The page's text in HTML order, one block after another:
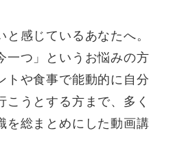
感じているあなたへ。
一つ」というお悩みの方
トや食事で能動的に自分
こうとする方まで、多く
を総まとめにした動画講